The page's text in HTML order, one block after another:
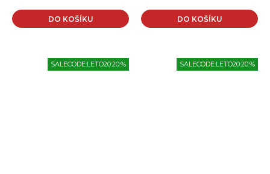
DO KOŠÍKU DO KOŠÍKU
SALECODE:LETO20:20:% SALECODE:LETO20:20:%